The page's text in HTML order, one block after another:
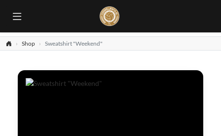
Shop Sweatshirt "Weekend"